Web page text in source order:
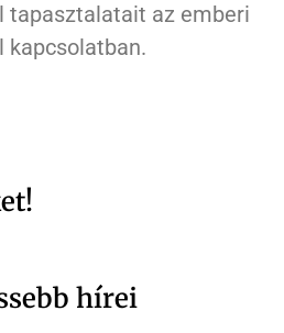
tapasztalatait az emberi
kapcsolatban.
hírei